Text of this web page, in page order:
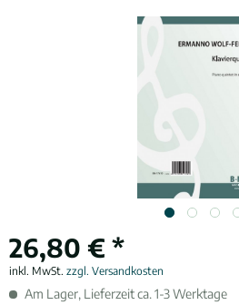
26,80 € *
inkl. MwSt. zzgl. Versandkosten
Am Lager, Lieferzeit ca. 1-3 Werktage